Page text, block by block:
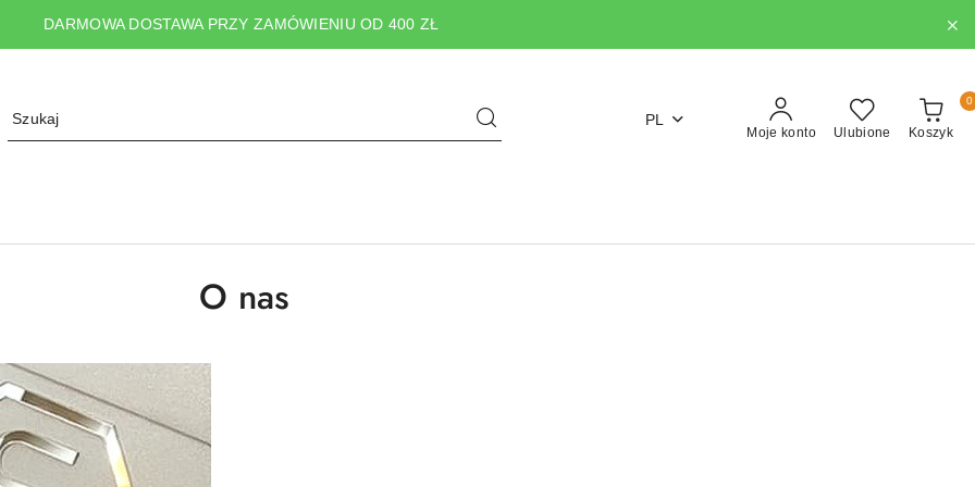
DARMOWA DOSTAWA PRZY ZAMÓWIENIU OD 400 ZŁ
PL
Moje konto Ulubione Koszyk
0
O nas